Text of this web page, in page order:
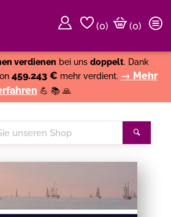
(0)
(0)
verdienen bei uns doppelt. Dank
459.243 € mehr verdient. → Mehr
💪 📚 🙏